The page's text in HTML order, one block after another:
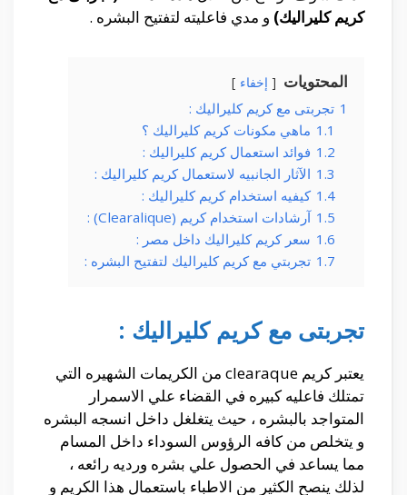
كريم كليراليك) و مدي فاعليته لتفتيح البشره .
المحتويات إخفاء
1 تجربتى مع كريم كليراليك :
1.1 ماهي مكونات كريم كليراليك ؟
1.2 فوائد استعمال كريم كليراليك :
1.3 الآثار الجانبيه لاستعمال كريم كليراليك :
1.4 كيفيه استخدام كريم كليراليك :
1.5 آرشادات استخدام كريم (Clearalique) :
1.6 سعر كريم كليراليك داخل مصر :
1.7 تجربتي مع كريم كليراليك لتفتيح البشره :
تجربتى مع كريم كليراليك :
يعتبر كريم clearaque من الكريمات الشهيره التي
تمتلك فاعليه كبيره في القضاء علي الاسمرار
المتواجد بالبشره ، حيث يتغلغل داخل انسجه البشره
و يتخلص من كافه الرؤوس السوداء داخل المسام
مما يساعد في الحصول علي بشره ورديه رائعه ،
لذلك ينصح الكثير من الاطباء باستعمال هذا الكريم و